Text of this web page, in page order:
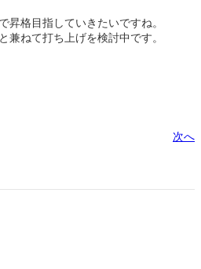
昇格目指していきたいですね。
兼ねて打ち上げを検討中です。
次へ